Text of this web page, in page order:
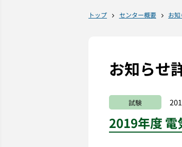
トップ センター概要 お知
お知らせ
試験
2019年度 電